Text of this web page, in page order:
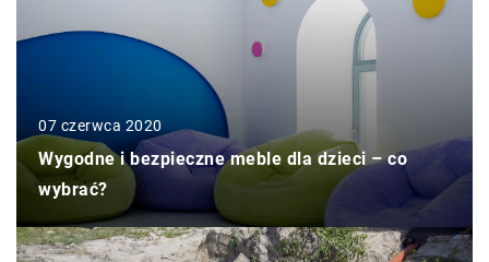
07 czerwca 2020
Wygodne i bezpieczne meble dla dzieci – co
wybrać?